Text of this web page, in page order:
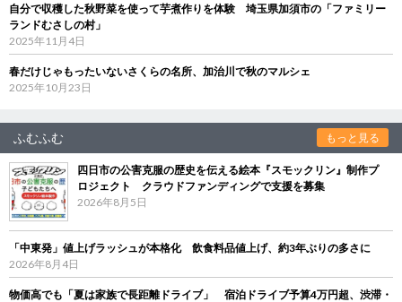
自分で収穫した秋野菜を使って芋煮作りを体験 埼玉県加須市の「ファミリー
ランドむさしの村」
2025年11月4日
春だけじゃもったいないさくらの名所、加治川で秋のマルシェ
2025年10月23日
ふむふむ もっと見る
四日市の公害克服の歴史を伝える絵本『スモックリン』制作プ
ロジェクト クラウドファンディングで支援を募集
2026年8月5日
「中東発」値上げラッシュが本格化 飲食料品値上げ、約3年ぶりの多さに
2026年8月4日
物価高でも「夏は家族で長距離ドライブ」 宿泊ドライブ予算4万円超、渋滞・